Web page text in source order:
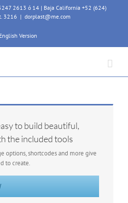
2613 ó 14 | Baja California +52 (624)
3216 | dorplast@me.com
English Version
to build beautiful,
the included tools
options, shortcodes and more give
to create.